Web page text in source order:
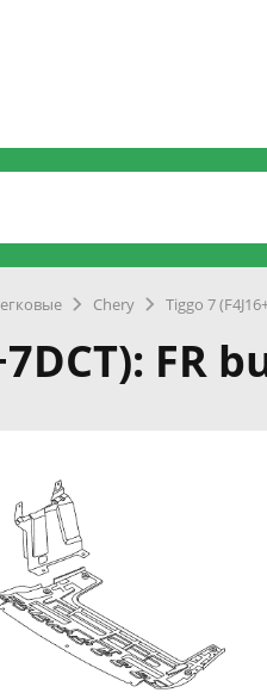
Chery Tiggo 7
FR